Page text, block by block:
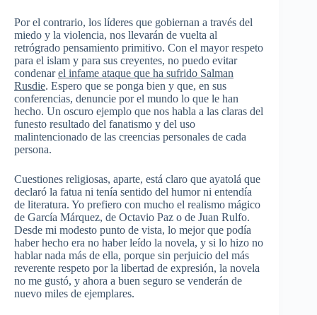
Por el contrario, los líderes que gobiernan a través del
miedo y la violencia, nos llevarán de vuelta al
retrógrado pensamiento primitivo. Con el mayor respeto
para el islam y para sus creyentes, no puedo evitar
condenarel infame ataque que ha sufrido Salman
Rusdie. Espero que se ponga bien y que, en sus
conferencias, denuncie por el mundo lo que le han
hecho. Un oscuro ejemplo que nos habla a las claras del
funesto resultado del fanatismo y del uso
malintencionado de las creencias personales de cada
persona.
Cuestiones religiosas, aparte, está claro que ayatolá que
declaró la fatua ni tenía sentido del humor ni entendía
de literatura. Yo prefiero con mucho el realismo mágico
de García Márquez, de Octavio Paz o de Juan Rulfo.
Desde mi modesto punto de vista, lo mejor que podía
haber hecho era no haber leído la novela, y si lo hizo no
hablar nada más de ella, porque sin perjuicio del más
reverente respeto por la libertad de expresión, la novela
no me gustó, y ahora a buen seguro se venderán de
nuevo miles de ejemplares.